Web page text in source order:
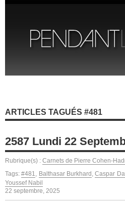
ARTICLES TAGUÉS #481
2587 Lundi 22
Rubrique(s) : Carnets de Pierre Cohen-
Tags:#481, Balthasar Burkhard ,Caspar
Youssef Nabil
22 septembre, 2025